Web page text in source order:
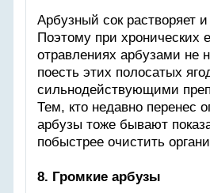
Арбузный сок растворяет
Поэтому при хронических
отравлениях арбузами не
поесть этих полосатых
сильнодействующими
Тем, кто недавно перенес
арбузы тоже бывают
побыстрее очистить
8. Громкие арбузы